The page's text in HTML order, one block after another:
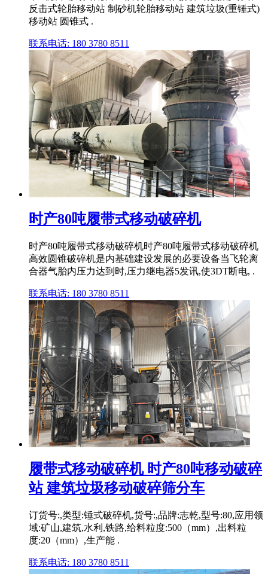
反击式轮胎移动站 制砂机轮胎移动站 建筑垃圾(重锤式)
移动站 圆锥式 .
联系电话: 180 3780 8511
时产80吨履带式移动破碎机
时产80吨履带式移动破碎机时产80吨履带式移动破碎机
高效圆锥破碎机是内基础建设发展的必要设备当飞轮离
合器气胎内压力达到时,压力继电器5发讯,使3DT断电, .
联系电话: 180 3780 8511
履带式移动破碎机 时产80吨移动破碎
站 建筑垃圾移动破碎筛分车
订货号:,类型:锤式破碎机,货号:,品牌:志乾,型号:80,应用领
域:矿山,建筑,水利,铁路,给料粒度:500（mm）,出料粒
度:20（mm）,生产能 .
联系电话: 180 3780 8511